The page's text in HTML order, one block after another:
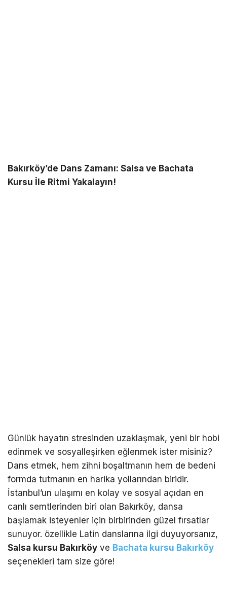
Bakırköy’de Dans Zamanı: Salsa ve Bachata
Kursu İle Ritmi Yakalayın!
Günlük hayatın stresinden uzaklaşmak, yeni bir hobi
edinmek ve sosyalleşirken eğlenmek ister misiniz?
Dans etmek, hem zihni boşaltmanın hem de bedeni
formda tutmanın en harika yollarından biridir.
İstanbul’un ulaşımı en kolay ve sosyal açıdan en
canlı semtlerinden biri olan Bakırköy, dansa
başlamak isteyenler için birbirinden güzel fırsatlar
sunuyor. özellikle Latin danslarına ilgi duyuyorsanız,
Salsa kursu Bakırköy ve Bachata kursu Bakırköy
seçenekleri tam size göre!